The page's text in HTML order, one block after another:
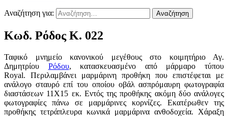
Αναζήτηση για:
Κωδ. Ρόδος Κ. 022
Ταφικό μνημείο κανονικού μεγέθους στο κοιμητήριο Αγ.
Δημητρίου Ρόδου, κατασκευασμένο από μάρμαρο τύπου
Royal. Περιλαμβάνει μαρμάρινη προθήκη που επιστέφεται με
ανάλογο σταυρό επί του οποίου οβάλ ασπρόμαυρη φωτογραφία
διαστάσεων 11Χ15 εκ. Εντός της προθήκης ακόμη δύο ανάλογες
φωτογραφίες πάνω σε μαρμάρινες κορνίζες. Εκατέρωθεν της
προθήκης τετράπλευρα κωνικά μαρμάρινα ανθοδοχεία. Χάραξη